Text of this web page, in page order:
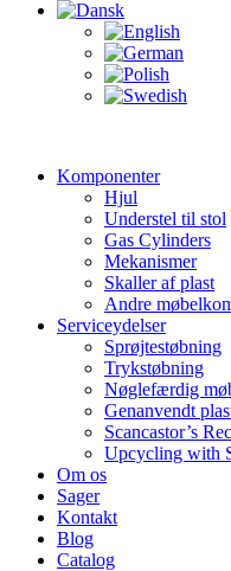
Komponenter
Hjul
Understel til stol
Gas Cylinders
Mekanismer
Skaller af plast
Andre
Serviceydelser
Sprøjtestøbning
Trykstøbning
Nøglefærdig
Genanvendt
Scancastor’s
Upcycling with
Om os
Sager
Kontakt
Blog
Catalog